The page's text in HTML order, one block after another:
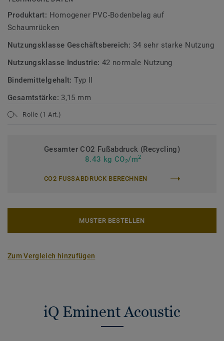
Teil unsererTarkett Circular Selection, unseren
nachhaltigen und kreislauffähigen
Gebrauch.
Homogene Bodenbeläge
Produktart: Homogener PVC-Bodenbelag auf
Schaumrücken
Nutzungsklasse Geschäftsbereich: 34 sehr starke Nutzung
Nutzungsklasse Industrie: 42 normale Nutzung
Bindemittelgehalt:Typ II
Gesamtstärke: 3,15 mm
Rolle (1 Art.)
Gesamter CO2 Fußabdruck (Recycling)
8.43 kg CO2/m2
CO2 FUSSABDRUCK BERECHNEN
MUSTER BESTELLEN
Zum Vergleich hinzufügen
iQ Eminent Acoustic